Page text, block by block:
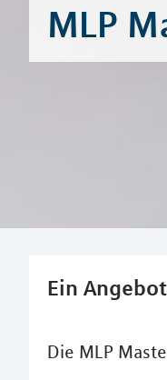
MLP
Ein
Die MLP